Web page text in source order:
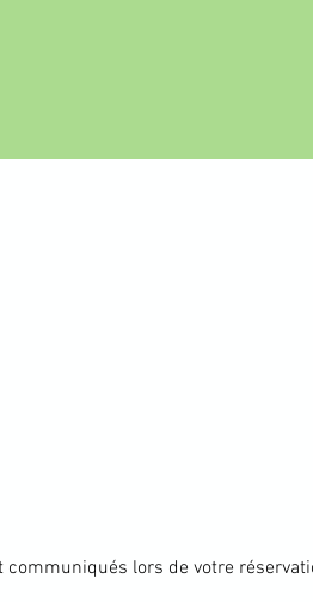
lors de votre